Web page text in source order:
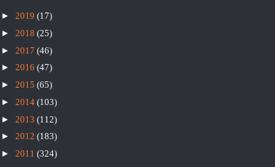
► 2019 (17)
► 2018 (25)
► 2017 (46)
► 2016 (47)
► 2015 (65)
► 2014 (103)
► 2013 (112)
► 2012 (183)
► 2011 (324)